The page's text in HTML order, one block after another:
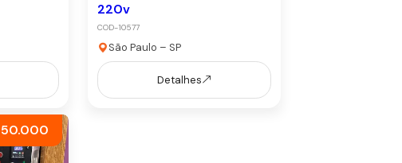
220v
COD-10577
São Paulo – SP
Detalhes
50.000